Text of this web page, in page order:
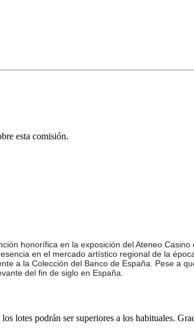
esta comisión.
honorífica en la exposición del Ateneo Casino
en el mercado artístico regional de la
a la Colección del Banco de España. Pese a
del fin de siglo en España.
lotes podrán ser superiores a los habituales.